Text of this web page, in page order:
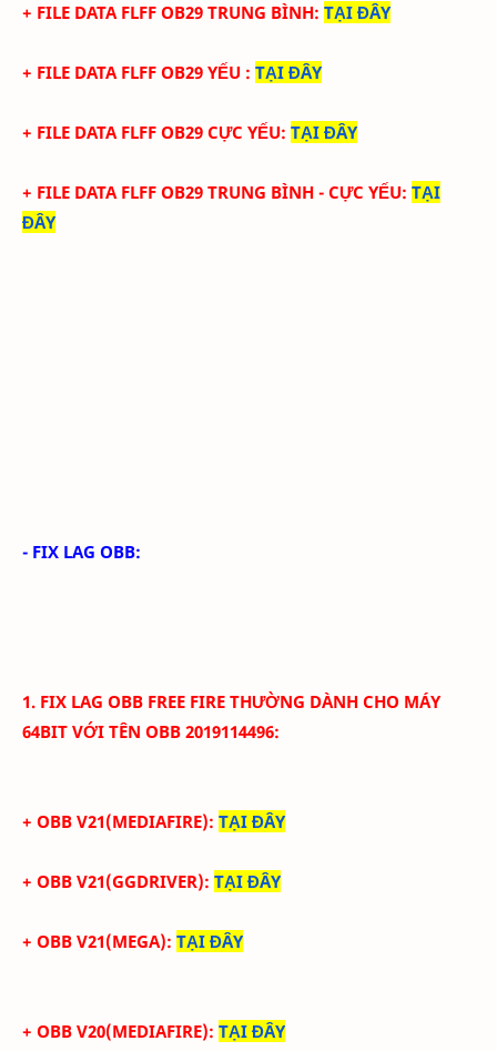
+ FILE DATAFLFF OB29 TRUNG BÌNH: TẠI ĐÂY
+ FILE DATAFLFF OB29 YẾU : TẠI ĐÂY
+ FILE DATAFLFF OB29 CỰC YẾU: TẠI ĐÂY
+ FILE DATAFLFF OB29 TRUNG BÌNH - CỰC YẾU: TẠI
ĐÂY
- FIX LAG OBB:
1. FIX LAG OBB FREE FIRE THƯỜNG DÀNH CHO MÁY
64BIT VỚI TÊN OBB 2019114496:
+ OBB V21(MEDIAFIRE): TẠI ĐÂY
+ OBB V21(GGDRIVER): TẠI ĐÂY
+ OBB V21(MEGA): TẠI ĐÂY
+ OBB V20(MEDIAFIRE): TẠI ĐÂY